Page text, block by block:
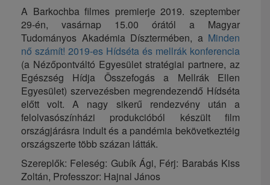
A Barkochba filmes premierje 2019. szeptember
29-én, vasárnap 15.00 órától a Magyar
Tudományos Akadémia Dísztermében, a Minden
nő számít! 2019-es Hídséta és mellrák konferencia
(a Nézőpontváltó Egyesület stratégiai partnere, az
Egészség Hídja Összefogás a Mellrák Ellen
Egyesület) szervezésben megrendezendő Hídséta
előtt volt. A nagy sikerű rendezvény után a
felolvasószínházi produkcióból készült film
országjárásra indult és a pandémia bekövetkeztéig
országszerte több százan látták.
Szereplők: Feleség: Gubík Ági, Férj: Barabás Kiss
Zoltán, Professzor: Hajnal János